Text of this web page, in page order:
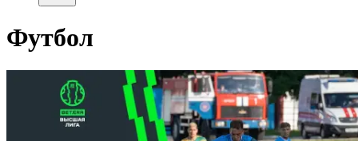
Футбол